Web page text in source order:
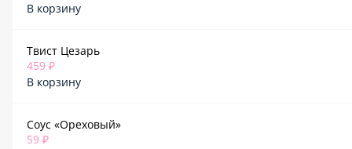
В корзину
Твист Цезарь
459 ₽
В корзину
Соус «Ореховый»
59 ₽